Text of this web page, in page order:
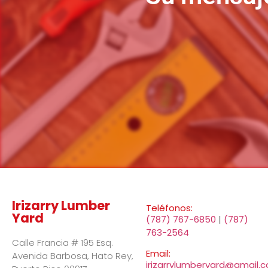
Irizarry Lumber
Yard
Calle Francia # 195 Esq.
Avenida Barbosa, Hato Rey,
Teléfonos:
(787) 767-6850 | (787)
763-2564
Email: